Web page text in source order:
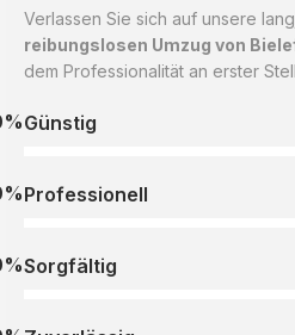
Verlassen Sie sich auf unsere
reibungslosen Umzug von
dem Professionalität an erster
Günstig
Professionell
Sorgfältig